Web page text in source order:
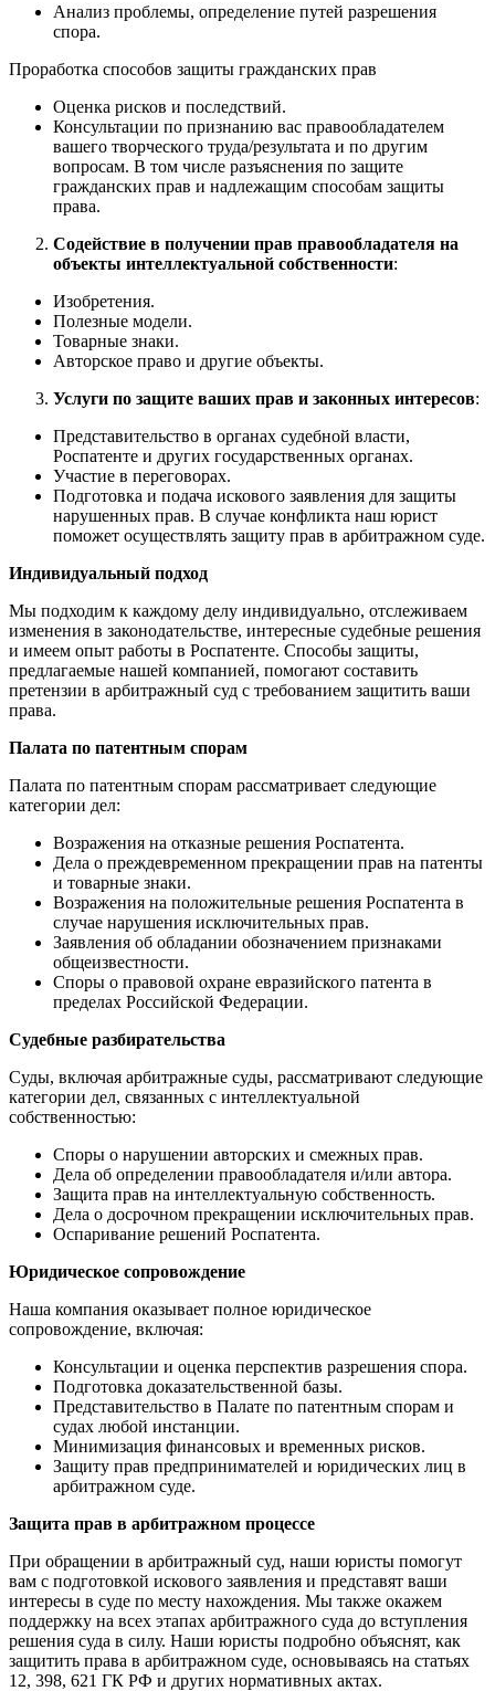
Анализ проблемы, определение путей разрешения
спора.
Проработка способов защиты гражданских прав
Оценка рисков и последствий.
Консультации по признанию вас правообладателем
вашего творческого труда/результата и по другим
вопросам. В том числе разъяснения по защите
гражданских прав и надлежащим способам защиты
права.
Содействие в получении прав правообладателя на
объекты интеллектуальной собственности:
Изобретения.
Полезные модели.
Товарные знаки.
Авторское право и другие объекты.
Услуги по защите ваших прав и законных интересов:
Представительство в органах судебной власти,
Роспатенте и других государственных органах.
Участие в переговорах.
Подготовка и подача искового заявления для защиты
нарушенных прав. В случае конфликта наш юрист
поможет осуществлять защиту прав в арбитражном суде.
Индивидуальный подход
Мы подходим к каждому делу индивидуально, отслеживаем
изменения в законодательстве, интересные судебные решения
и имеем опыт работы в Роспатенте. Способы защиты,
предлагаемые нашей компанией, помогают составить
претензии в арбитражный суд с требованием защитить ваши
права.
Палата по патентным спорам
Палата по патентным спорам рассматривает следующие
категории дел:
Возражения на отказные решения Роспатента.
Дела о преждевременном прекращении прав на патенты
и товарные знаки.
Возражения на положительные решения Роспатента в
случае нарушения исключительных прав.
Заявления об обладании обозначением признаками
общеизвестности.
Споры о правовой охране евразийского патента в
пределах Российской Федерации.
Судебные разбирательства
Суды, включая арбитражные суды, рассматривают следующие
категории дел, связанных с интеллектуальной
собственностью:
Споры о нарушении авторских и смежных прав.
Дела об определении правообладателя и/или автора.
Защита прав на интеллектуальную собственность.
Дела о досрочном прекращении исключительных прав.
Оспаривание решений Роспатента.
Юридическое сопровождение
Наша компания оказывает полное юридическое
сопровождение, включая:
Консультации и оценка перспектив разрешения спора.
Подготовка доказательственной базы.
Представительство в Палате по патентным спорам и
судах любой инстанции.
Минимизация финансовых и временных рисков.
Защиту прав предпринимателей и юридических лиц в
арбитражном суде.
Защита прав в арбитражном процессе
При обращении в арбитражный суд, наши юристы помогут
вам с подготовкой искового заявления и представят ваши
интересы в суде по месту нахождения. Мы также окажем
поддержку на всех этапах арбитражного суда до вступления
решения суда в силу. Наши юристы подробно объяснят, как
защитить права в арбитражном суде, основываясь на статьях
12, 398, 621 ГК РФ и других нормативных актах.